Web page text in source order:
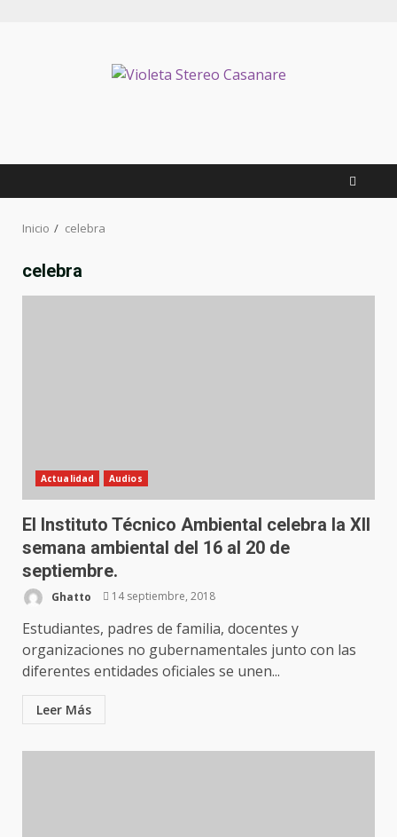
Inicio celebra
celebra
Actualidad Audios
El Instituto Técnico Ambiental celebra la XII
semana ambiental del 16 al 20 de
septiembre.
Ghatto 14 septiembre, 2018
Estudiantes, padres de familia, docentes y
organizaciones no gubernamentales junto con las
diferentes entidades oficiales se unen...
Leer Más